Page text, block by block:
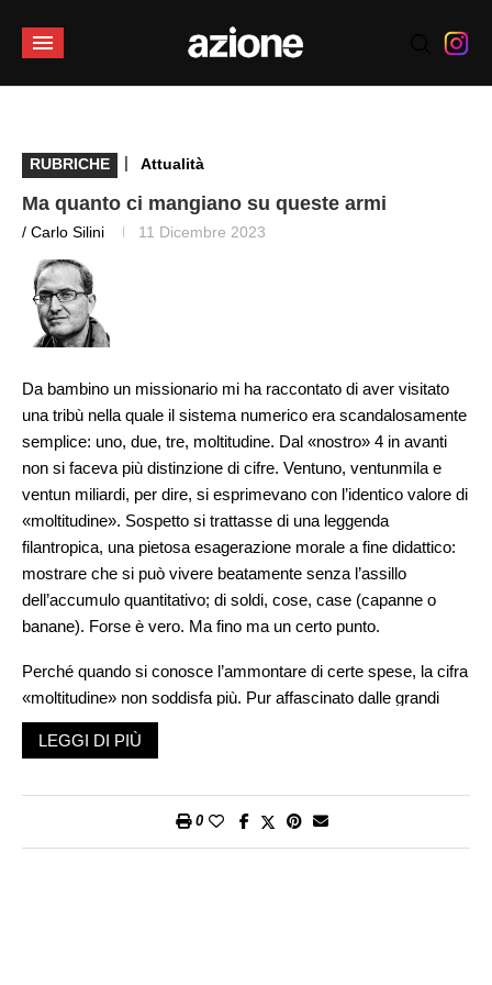
RUBRICHE | Attualità
Ma quanto ci mangiano su queste armi
/ Carlo Silini 11 Dicembre 2023
Da bambino un missionario mi ha raccontato di aver visitato
una tribù nella quale il sistema numerico era scandalosamente
semplice: uno, due, tre, moltitudine. Dal «nostro» 4 in avanti
non si faceva più distinzione di cifre. Ventuno, ventunmila e
ventun miliardi, per dire, si esprimevano con l’identico valore di
«moltitudine». Sospetto si trattasse di una leggenda
filantropica, una pietosa esagerazione morale a fine didattico:
mostrare che si può vivere beatamente senza l’assillo
dell’accumulo quantitativo; di soldi, cose, case (capanne o
banane). Forse è vero. Ma fino ma un certo punto.
Perché quando si conosce l’ammontare di certe spese, la cifra
«moltitudine» non soddisfa più. Pur affascinato dalle grandi
avventure celesti, come quelle dei programmi spaziali dell’ESA
raccontate dal nostro collaboratore Loris Fedele a pag. 27, mi
sarebbero così tante emergenze terrestri in disperata ricerca
LEGGI DI PIÙ
0